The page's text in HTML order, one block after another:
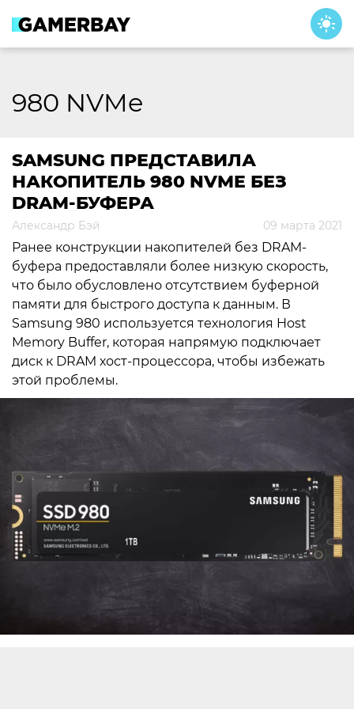
content
980 NVMe
SAMSUNG ПРЕДСТАВИЛА
НАКОПИТЕЛЬ 980 NVME БЕЗ
DRAM-БУФЕРА
Александр Бэй 09 марта 2021
Ранее конструкции накопителей без DRAM-
буфера предоставляли более низкую скорость,
что было обусловлено отсутствием буферной
памяти для быстрого доступа к данным. В
Samsung 980 используется технология Host
Memory Buffer, которая напрямую подключает
диск к DRAM хост-процессора, чтобы избежать
этой проблемы.